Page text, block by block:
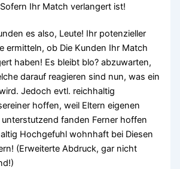
Ihr Match verlangert ist!
es also, Leute! Ihr potenzieller
ermitteln, ob Die Kunden Ihr Match
haben! Es bleibt blo? abzuwarten,
darauf reagieren sind nun, was ein
Jedoch evtl. reichhaltig
hoffen, weil Eltern eigenen
fanden Ferner hoffen
Hochgefuhl wohnhaft bei Diesen
(Erweiterte Abdruck, gar nicht